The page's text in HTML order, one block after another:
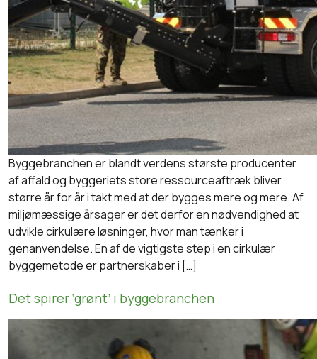
Byggebranchen er blandt verdens største producenter
af affald og byggeriets store ressourceaftræk bliver
større år for år i takt med at der bygges mere og mere. Af
miljømæssige årsager er det derfor en nødvendighed at
udvikle cirkulære løsninger, hvor man tænker i
genanvendelse. En af de vigtigste step i en cirkulær
byggemetode er partnerskaber i […]
Det spirer ‘grønt’ i byggebranchen